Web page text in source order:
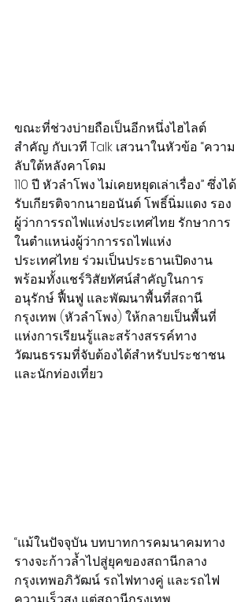
ขณะที่ช่วงบ่ายถือเป็นอีกหนึ่งไฮไลต์
สำคัญ กับเวที Talk เสวนาในหัวข้อ “ความ
ลับใต้หลังคาโดม
110 ปี หัวลำโพง ไม่เคยหยุดเล่าเรื่อง” ซึ่งได้
รับเกียรติจากนายอนันต์ โพธิ์นิ่มแดง รอง
ผู้ว่าการรถไฟแห่งประเทศไทย รักษาการ
ในตำแหน่งผู้ว่าการรถไฟแห่ง
ประเทศไทย ร่วมเป็นประธานเปิดงาน
พร้อมทั้งแชร์วิสัยทัศน์สำคัญในการ
อนุรักษ์ ฟื้นฟู และพัฒนาพื้นที่สถานี
กรุงเทพ (หัวลำโพง) ให้กลายเป็นพื้นที่
แห่งการเรียนรู้และสร้างสรรค์ทาง
วัฒนธรรมที่จับต้องได้สำหรับประชาชน
และนักท่องเที่ยว
“แม้ในปัจจุบัน บทบาทการคมนาคมทาง
รางจะก้าวล้ำไปสู่ยุคของสถานีกลาง
กรุงเทพอภิวัฒน์ รถไฟทางคู่ และรถไฟ